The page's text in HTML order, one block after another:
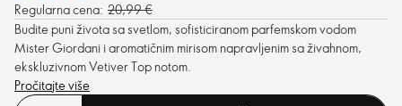
Regularna cena: 20,99 €
Budite puni života sa svetlom, sofisticiranom parfemskom vodom
Mister Giordani i aromatičnim mirisom napravljenim sa živahnom,
ekskluzivnom Vetiver Top notom.
Pročitajte više